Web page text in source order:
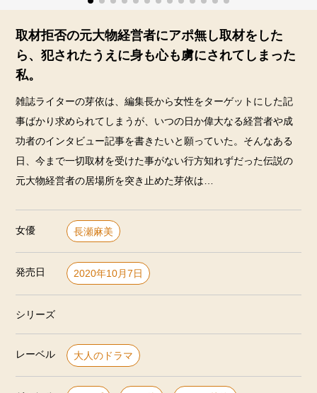
取材拒否の元大物経営者にアポ無し取材をした
ら、犯されたうえに身も心も虜にされてしまった
私。
雑誌ライターの芽依は、編集長から女性をターゲットにした記
事ばかり求められてしまうが、いつの日か偉大なる経営者や成
功者のインタビュー記事を書きたいと願っていた。そんなある
日、今まで一切取材を受けた事がない行方知れずだった伝説の
元大物経営者の居場所を突き止めた芽依は…
女優 長瀬麻美
発売日 2020年10月7日
シリーズ
レーベル 大人のドラマ